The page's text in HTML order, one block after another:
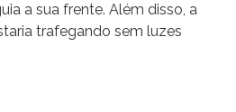
a sua frente. Além disso, a
trafegando sem luzes